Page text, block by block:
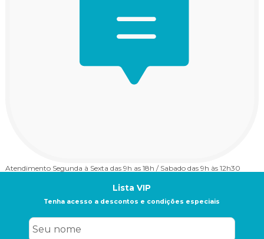
Atendimento Segunda à Sexta das 9h as 18h / Sabado das 9h às 12h30
Lista VIP
Tenha acesso a descontos e condições especiais